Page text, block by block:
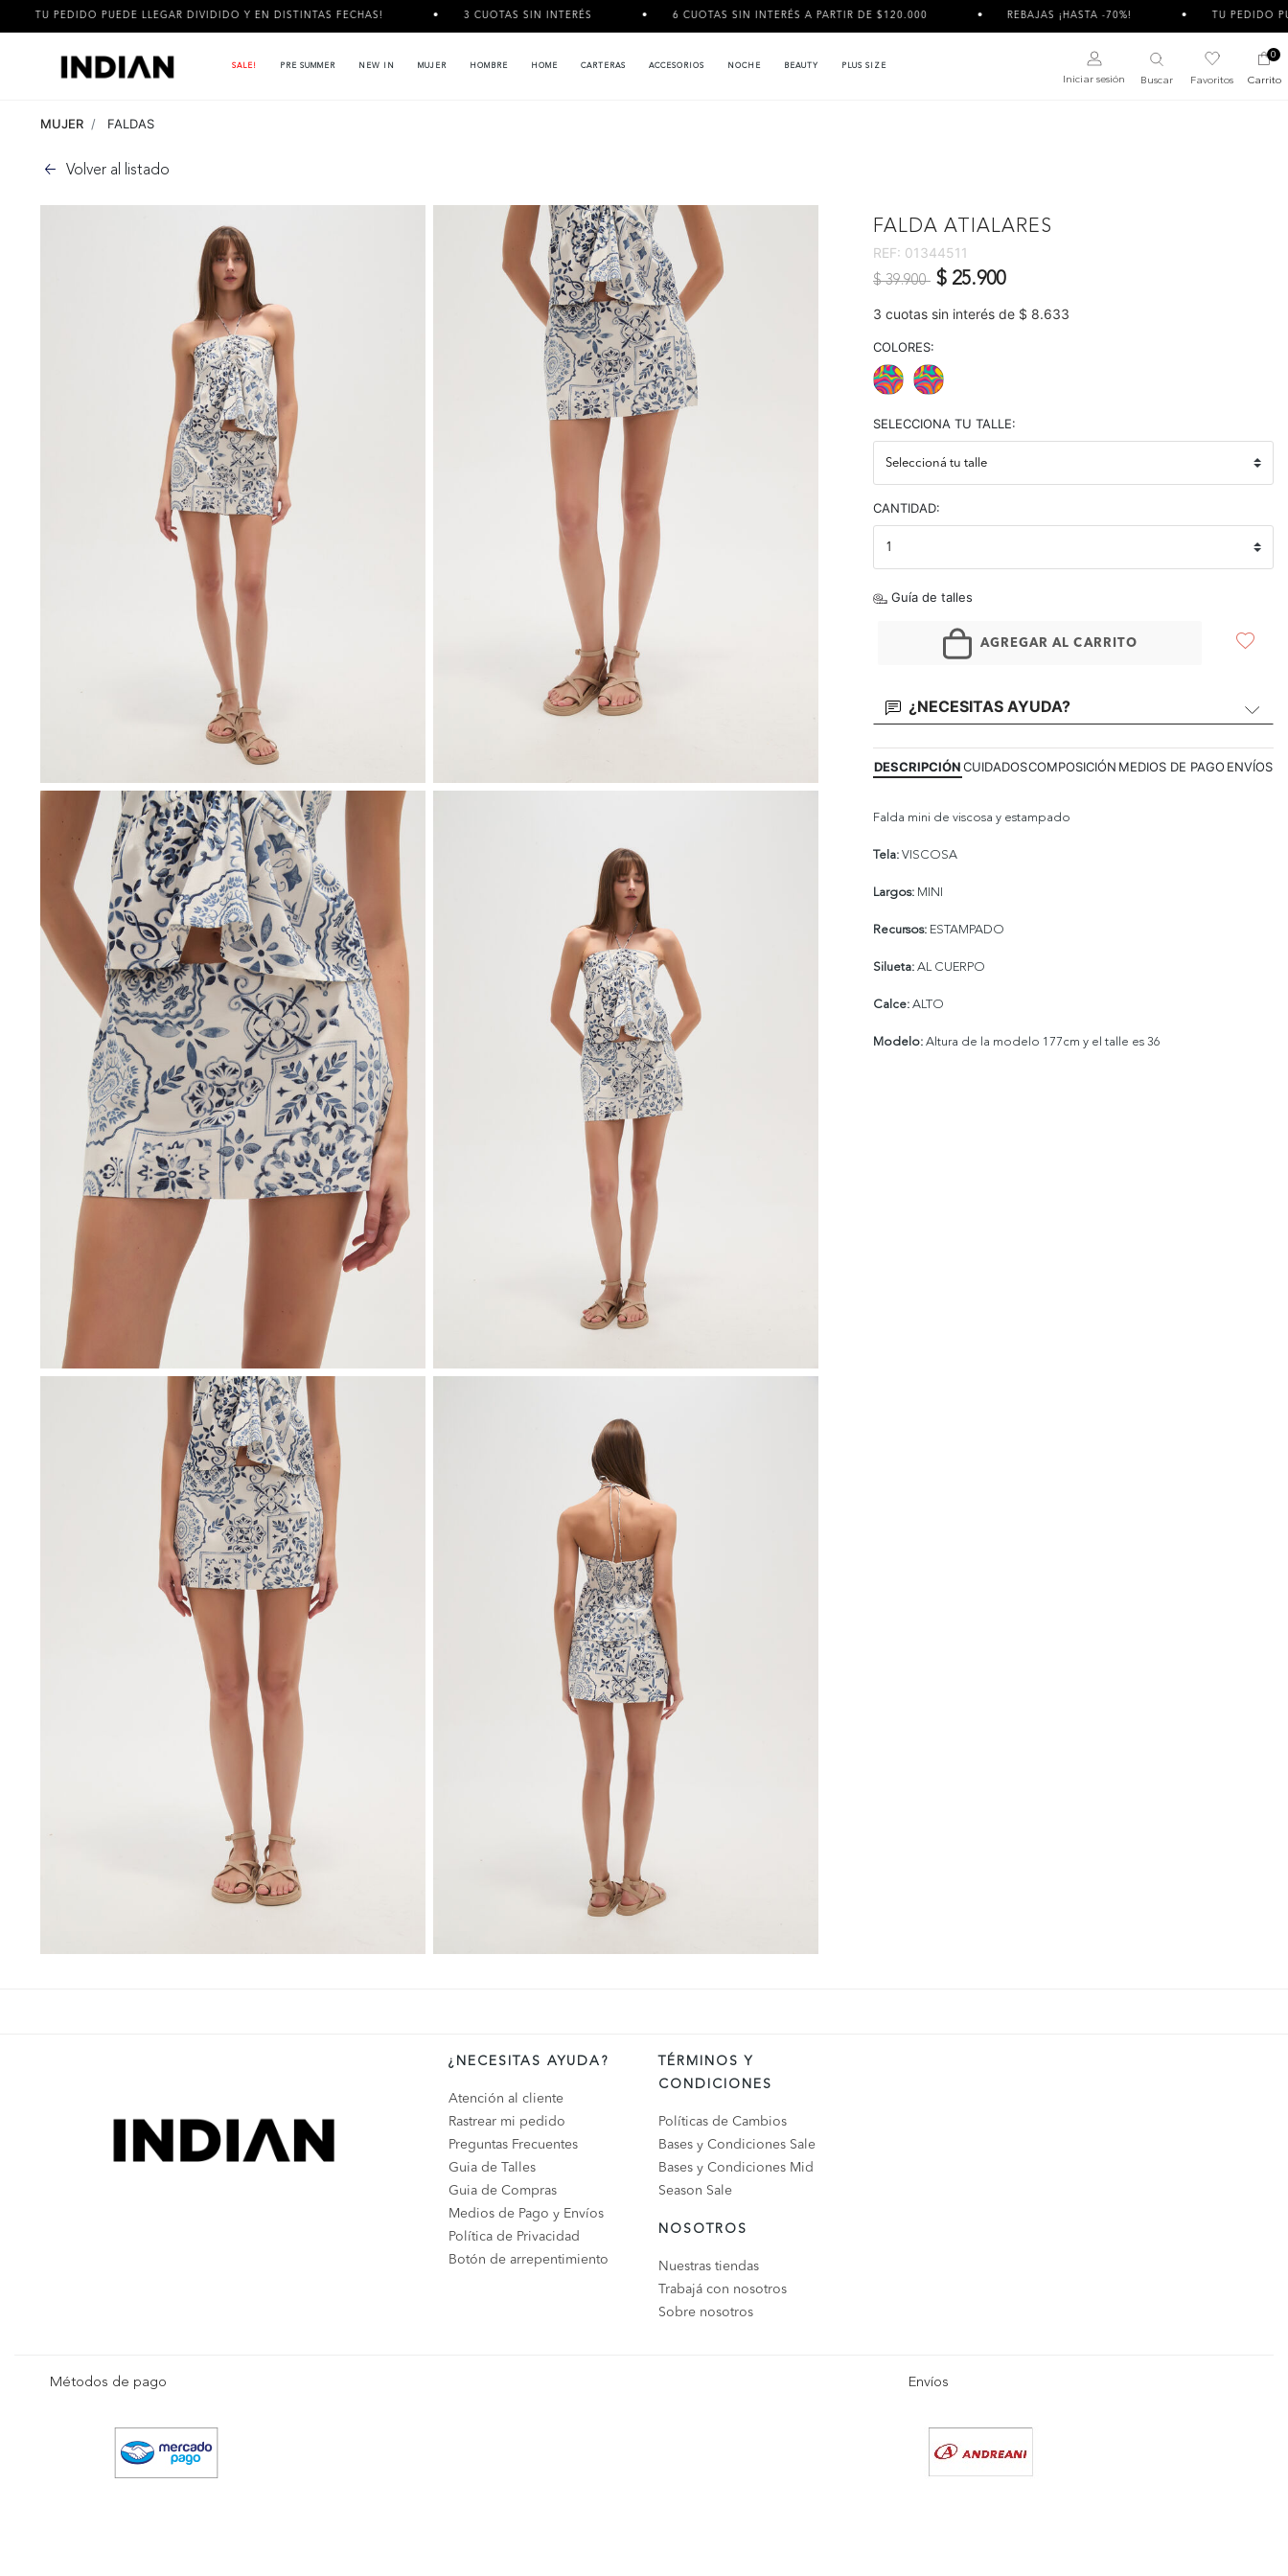
PUEDE LLEGAR DIVIDIDO Y EN DISTINTAS FECHAS! 3 CUOTAS SIN INTERÉS 6 CUOTAS SIN INTERÉS A PARTIR DE $120.000 REBAJAS ¡HASTA -70%! TU PEDIDO PUEDE
SALE! PRE SUMMER NEW IN MUJER HOMBRE HOME CARTERAS ACCESORIOS NOCHE BEAUTY PLUS SIZE
Iniciar sesión Buscar Favoritos
0
Carrito
MUJER FALDAS
Volver al listado
FALDA ATIALARES
REF: 01344511
Precio reducido de
$ 39.900 a$ 25.900
3 cuotas sin interés de $ 8.633
COLORES:
SELECCIONA TU TALLE:
CANTIDAD:
Guía de talles
AGREGAR AL CARRITO
¿NECESITAS AYUDA?
DESCRIPCIÓNCUIDADOSCOMPOSICIÓN MEDIOS DE PAGO ENVÍOS
Falda mini de viscosa y estampado
Tela: VISCOSA
Largos: MINI
Recursos: ESTAMPADO
Silueta: AL CUERPO
Calce: ALTO
Modelo: Altura de la modelo 177cm y el talle es 36
¿NECESITAS AYUDA?
Atención al cliente
Rastrear mi pedido
Preguntas Frecuentes
Guia de Talles
Guia de Compras
Medios de Pago y Envíos
Política de Privacidad
Botón de arrepentimiento
TÉRMINOS Y
CONDICIONES
Políticas de Cambios
Bases y Condiciones Sale
Bases y Condiciones Mid
Season Sale
NOSOTROS
Nuestras tiendas
Trabajá con nosotros
Sobre nosotros
Métodos de pago Envíos